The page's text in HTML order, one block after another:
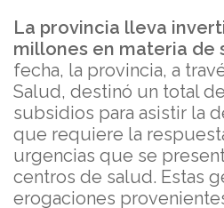
La provincia lleva
millones en materia de
fecha, la provincia, a
Salud, destinó un total
subsidios para asistir la
que requiere la
urgencias que se
centros de salud. Estas
erogaciones